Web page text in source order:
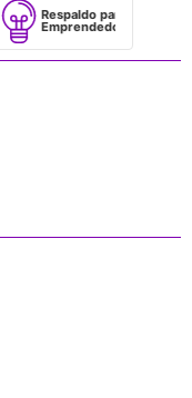
Respaldo para
Emprendedores